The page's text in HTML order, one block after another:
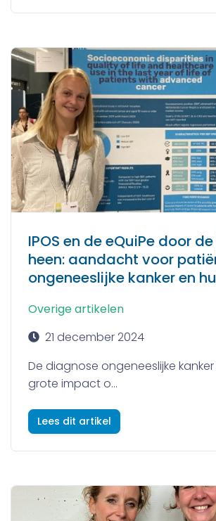
IPOS en de eQuiPe door
heen: aandacht voor
ongeneeslijke kanker en
Overige artikelen
21 december 2024
De diagnose ongeneeslijke
grote impact o...
Lees dit artikel